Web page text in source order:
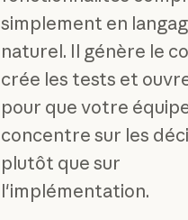
simplement en
naturel. Il génère le
crée les tests et
pour que votre
concentre sur les
plutôt que sur
l'implémentation.